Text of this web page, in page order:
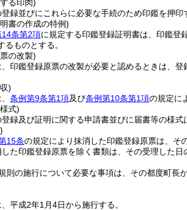
る印肉)
登録並びにこれらに必要な手続のため印鑑を押
書の作成の特例)
条第2項に規定する印鑑登録証明書は、印鑑登
るものとする。
の改製)
印鑑登録原票の改製が必要と認めるときは、
)
条例第9条第1項及び条例第10条第1項の規定に
式)
録及び証明に関する申請書並びに届書等の様式
15条の規定により抹消した印鑑登録原票は、そ
た印鑑登録原票を除く書類は、その受理した
則の施行について必要な事項は、その都度町長が
平成2年1月4日から施行する。